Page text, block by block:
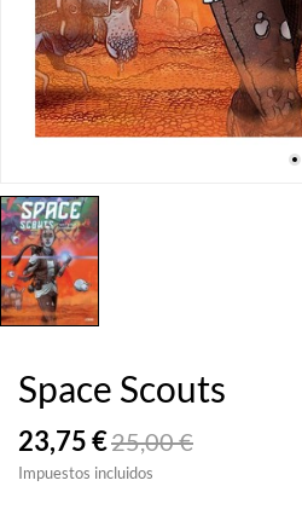
Space Scouts
23,75 €25,00 €
Impuestos incluidos